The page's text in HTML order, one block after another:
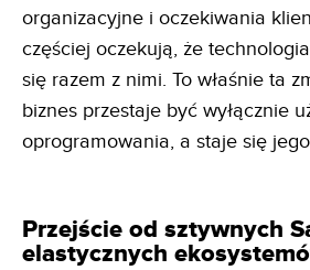
organizacyjne i oczekiwania
częściej oczekują, że
się razem z nimi. To właśnie ta
biznes przestaje być wyłącznie
oprogramowania, a staje się
Przejście od sztywnych
elastycznych